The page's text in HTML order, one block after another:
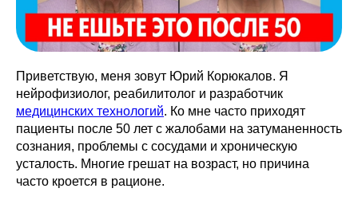
Приветствую, меня зовут Юрий Корюкалов. Я
нейрофизиолог, реабилитолог и разработчик
медицинских технологий. Ко мне часто приходят
пациенты после 50 лет с жалобами на затуманенность
сознания, проблемы с сосудами и хроническую
усталость. Многие грешат на возраст, но причина
часто кроется в рационе.